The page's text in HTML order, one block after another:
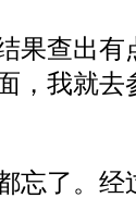
果查出
，我就去
忘了。经